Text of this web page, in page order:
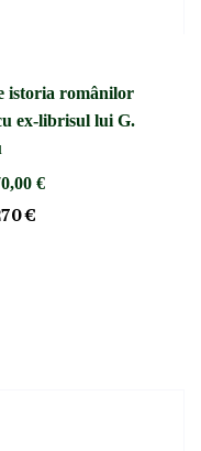
istoria românilor
ex-librisul lui G.
€
€